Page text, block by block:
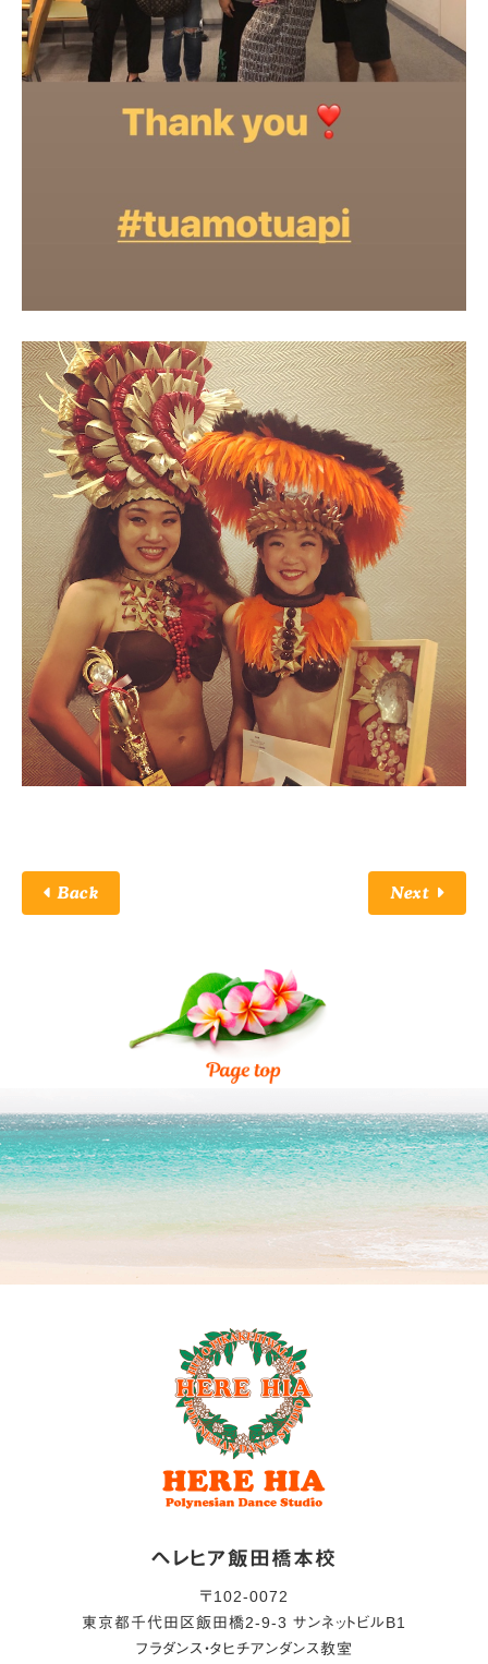
Back Next
ヘレヒア飯田橋本校
〒102-0072
東京都千代田区飯田橋2-9-3 サンネットビルB1
フラダンス・タヒチアンダンス教室